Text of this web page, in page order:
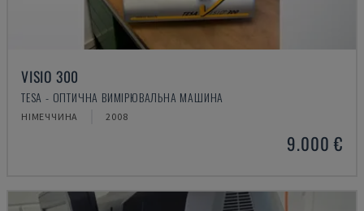
VISIO 300
TESA - ОПТИЧНА ВИМІРЮВАЛЬНА МАШИНА
НІМЕЧЧИНА 2008
9.000 €